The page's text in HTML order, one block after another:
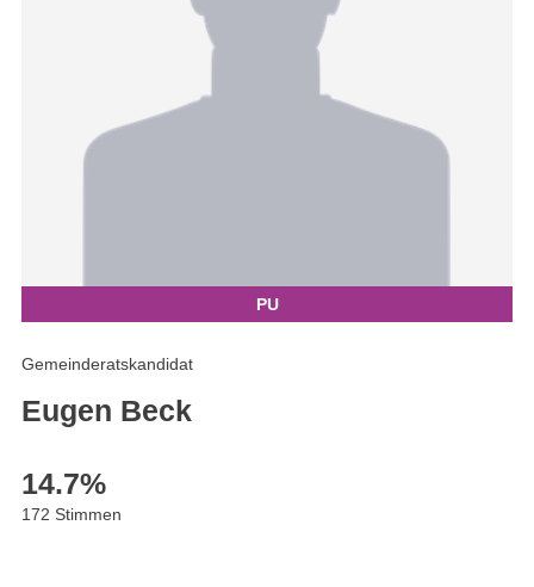
PU
Gemeinderatskandidat
Eugen Beck
14.7%
172 Stimmen